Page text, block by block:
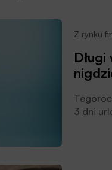
Z rynku
3 dni